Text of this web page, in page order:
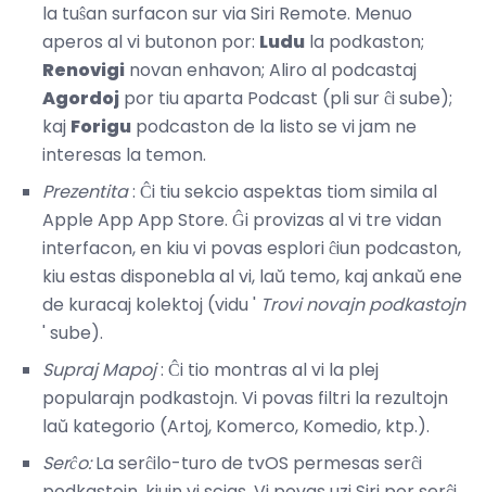
la tuŝan surfacon sur via Siri Remote. Menuo
aperos al vi butonon por: Ludu la podkaston;
Renovigi novan enhavon; Aliro al podcastaj
Agordoj por tiu aparta Podcast (pli sur ĉi sube);
kaj Forigu podcaston de la listo se vi jam ne
interesas la temon.
Prezentita: Ĉi tiu sekcio aspektas tiom simila al
Apple App App Store. Ĝi provizas al vi tre vidan
interfacon, en kiu vi povas esplori ĉiun podcaston,
kiu estas disponebla al vi, laŭ temo, kaj ankaŭ ene
de kuracaj kolektoj (vidu ' Trovi novajn podkastojn
' sube).
Supraj Mapoj: Ĉi tio montras al vi la plej
popularajn podkastojn. Vi povas filtri la rezultojn
laŭ kategorio (Artoj, Komerco, Komedio, ktp.).
Serĉo:La serĉilo-turo de tvOS permesas serĉi